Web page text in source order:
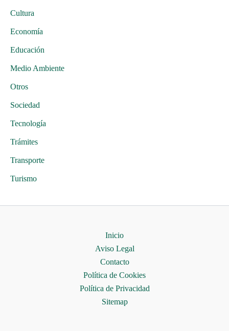
Cultura
Economía
Educación
Medio Ambiente
Otros
Sociedad
Tecnología
Trámites
Transporte
Turismo
Inicio
Aviso Legal
Contacto
Política de Cookies
Política de Privacidad
Sitemap